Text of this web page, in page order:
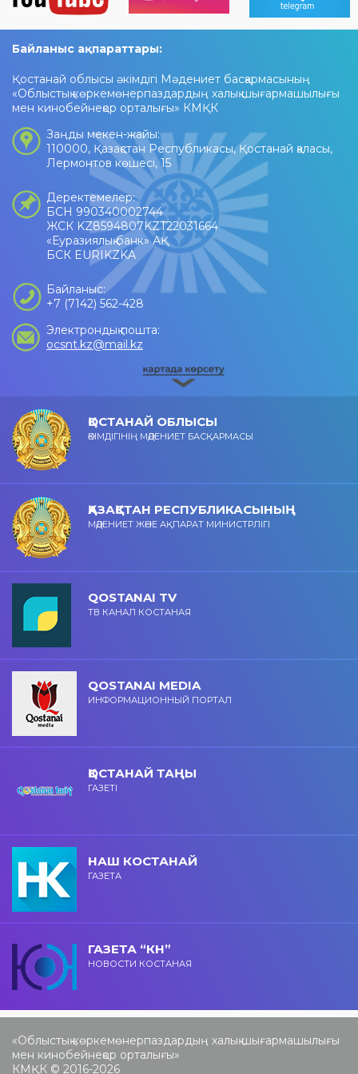
Байланыс ақпараттары:
Қостанай облысы әкімдігі Мәдениет басқармасының
«Облыстық көркемөнерпаздардың халық шығармашылығы
мен кинобейнеқор орталығы» КМҚК
Заңды мекен-жайы:
110000, Қазақстан Республикасы, Қостанай қаласы,
Лермонтов көшесі, 15
Деректемелер:
БСН 990340002744
ЖСК KZ8594807KZT22031664
«Еуразиялық банк» АҚ
БСК EURIKZKA
Байланыс:
+7 (7142) 562-428
Электрондық пошта:
ocsnt.kz@mail.kz
ҚОСТАНАЙ ОБЛЫСЫ
ӘКІМДІГІНІҢ МӘДЕНИЕТ БАСҚАРМАСЫ
ҚАЗАҚСТАН РЕСПУБЛИКАСЫНЫҢ
МӘДЕНИЕТ ЖӘНЕ АҚПАРАТ МИНИСТРЛІГІ
QOSTANAI TV
ТВ КАНАЛ КОСТАНАЯ
QOSTANAI MEDIA
ИНФОРМАЦИОННЫЙ ПОРТАЛ
ҚОСТАНАЙ ТАҢЫ
ГАЗЕТІ
НАШ КОСТАНАЙ
ГАЗЕТА
ГАЗЕТА “КН”
НОВОСТИ КОСТАНАЯ
«Облыстық көркемөнерпаздардың халық шығармашылығы
мен кинобейнеқор орталығы»
КМҚК © 2016-2026